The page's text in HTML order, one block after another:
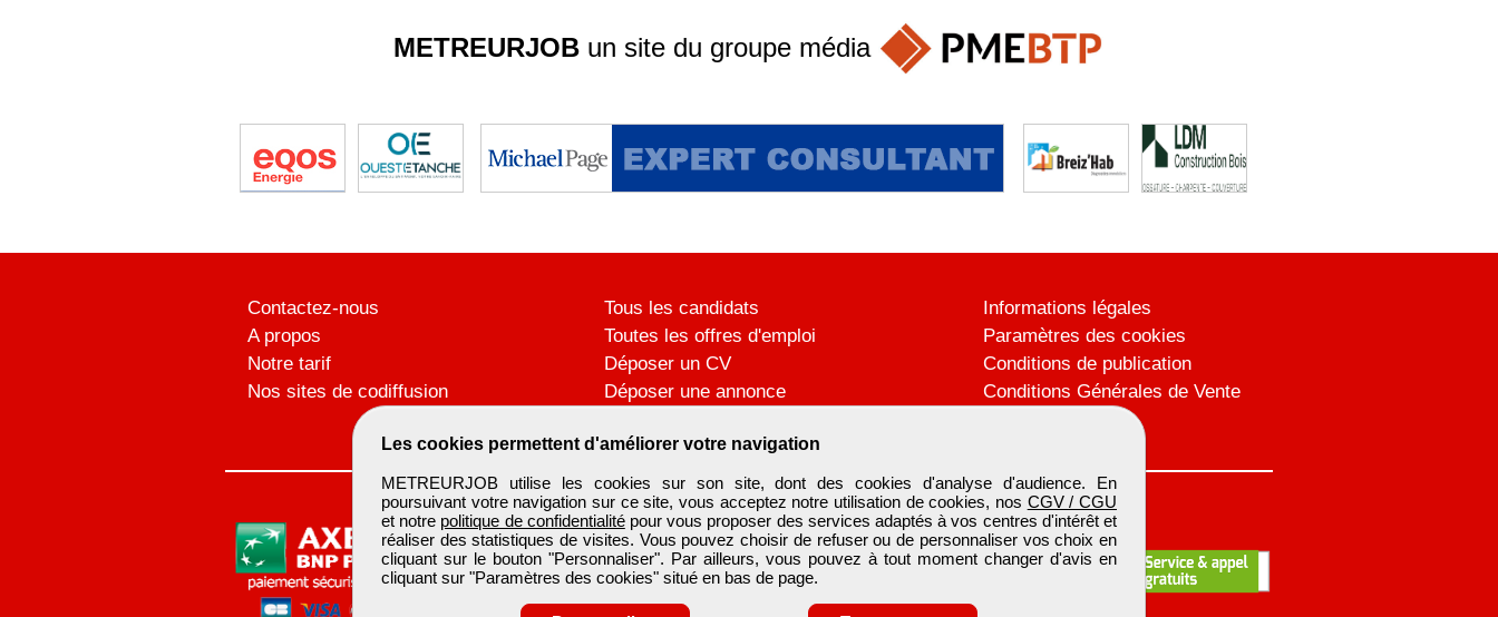
Les cookies permettent d'améliorer votre navigation
METREURJOB utilise les cookies sur son site, dont des cookies d'analyse d'audience. En
poursuivant votre navigation sur ce site, vous acceptez notre utilisation de cookies, nos CGV / CGU
et notre politique de confidentialitépour vous proposer des services adaptés à vos centres d'intérêt et
réaliser des statistiques de visites. Vous pouvez choisir de refuser ou de personnaliser vos choix en
cliquant sur le bouton "Personnaliser". Par ailleurs, vous pouvez à tout moment changer d'avis en
cliquant sur "Paramètres des cookies" situé en bas de page.
METREURJOB un site du groupe média
Contactez-nous
A propos
Notre tarif
Nos sites de codiffusion
Tous les candidats
Toutes les offres d'emploi
Déposer un CV
Déposer une annonce
Informations légales
Paramètres des cookies
Conditions de publication
Conditions Générales de Vente